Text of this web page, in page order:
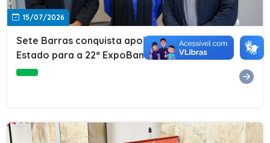
15/07/2026
Sete Barras conquista apoio do Governo do
Estado para a 22ª ExpoBanana